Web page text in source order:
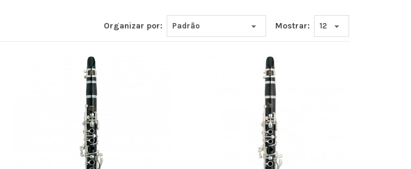
Organizar por: Mostrar: